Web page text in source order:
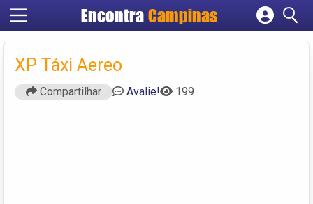
Encontra Campinas
Cadastrar empresa
XP Táxi Aereo
Compartilhar Avalie! 199